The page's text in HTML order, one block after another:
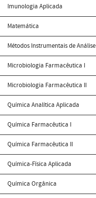
Imunologia Aplicada
Matemática
Métodos Instrumentais de Análise
Microbiologia Farmacêutica I
Microbiologia Farmacêutica II
Química Analítica Aplicada
Química Farmacêutica I
Química Farmacêutica II
Química-Física Aplicada
Química Orgânica